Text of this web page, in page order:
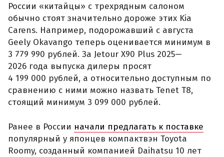
России «китайцы» с трехрядным салоном
обычно стоят значительно дороже этих Kia
Carens. Например, подорожавший с августа
Geely Okavango теперь оценивается минимум в
3 779 990 рублей. За Jetour X90 Plus 2025—
2026 года выпуска дилеры просят
4 199 000 рублей, а относительно доступным по
сравнению с ними можно назвать Tenet T8,
стоящий минимум 3 099 000 рублей.
Ранее в России начали предлагать к поставке
популярный у японцев компактвэн Toyota
Roomy, созданный компанией Daihatsu 10 лет